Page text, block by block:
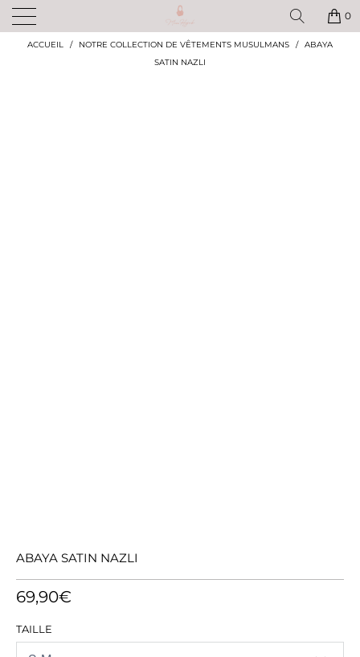
✨ BÉNÉFICIEZ DE -10% SUR TOUTE VOTRE COMMANDE AVEC LE CODE :
MISS10 ! ✨ 0
ACCUEIL / NOTRE COLLECTION DE VÊTEMENTS MUSULMANS /
ABAYA
SATIN NAZLI
ABAYA SATIN NAZLI
69,90€
TAILLE